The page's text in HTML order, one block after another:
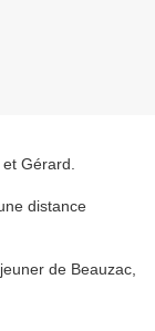
Gérard.
distance
de Beauzac,